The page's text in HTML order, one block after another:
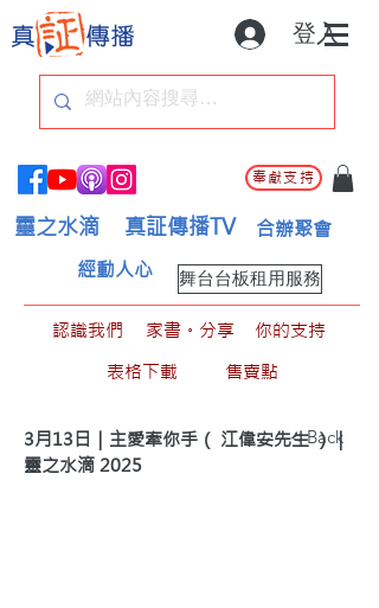
登入
奉獻支持
靈之水滴 真証傳播TV 合辦聚會
舞台台板租用服務
經動人心
認識我們 家書。分享
你的支持
表格下載
售賣點
3月13日｜主愛牽你手（ 江偉安先生 ）｜
靈之水滴 2025
< Back